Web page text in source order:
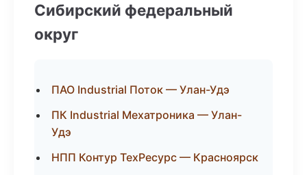
Сибирский федеральный
округ
ПАО Industrial Поток — Улан-Удэ
ПК Industrial Мехатроника — Улан-
Удэ
НПП Контур ТехРесурс — Красноярск